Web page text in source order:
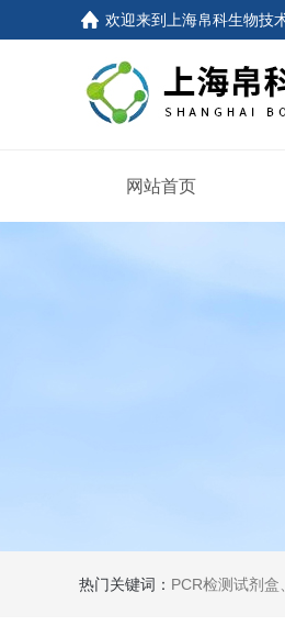
欢迎来到 上海帛科生物技
网站首页
热门关键词： PCR检测试剂盒、PCR试剂盒， 核酸检测试剂盒，荧光